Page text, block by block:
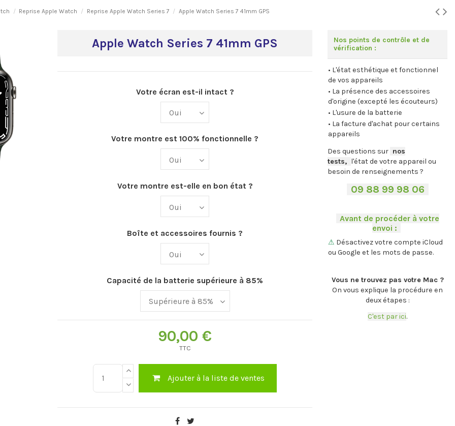
Reprise Apple Watch Reprise Apple Watch Series 7 Apple Watch Series 7 41mm GPS
Apple Watch Series 7 41mm GPS
Votre écran est-il intact ?
Votre montre est 100% fonctionnelle ?
Votre montre est-elle en bon état ?
Boîte et accessoires fournis ?
Capacité de la batterie supérieure à 85%
90,00 €
TTC
Ajouter à la liste de ventes
Nos points de contrôle et de
vérification :
• L'état esthétique et fonctionnel
de vos appareils
• La présence des accessoires
d'origine (excepté les écouteurs)
• L'usure de la batterie
• La facture d'achat pour certains
appareils
Des questions sur nos
tests, l'état de votre appareil ou
besoin de renseignements ?
09 88 99 98 06
Avant de procéder à votre
envoi :
⚠ Désactivez votre compte iCloud
ou Google et les mots de passe.
Vous ne trouvez pas votre Mac ?
On vous explique la procédure en
deux étapes :
C'est par ici.